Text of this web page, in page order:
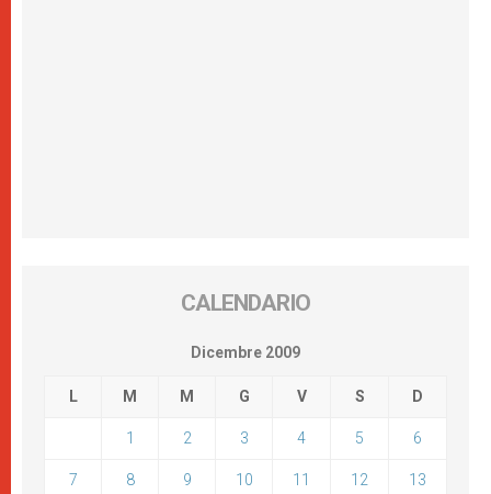
CALENDARIO
Dicembre 2009
L M M G V S D
1 2 3 4 5 6
7 8 9 10 11 12 13